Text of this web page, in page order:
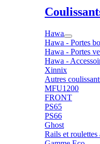
Hawa
Hawa - Portes
Hawa - Portes
Hawa -
Xinnix
Autres
MFU1200
FRONT
PS65
PS66
Ghost
Rails et roulettes